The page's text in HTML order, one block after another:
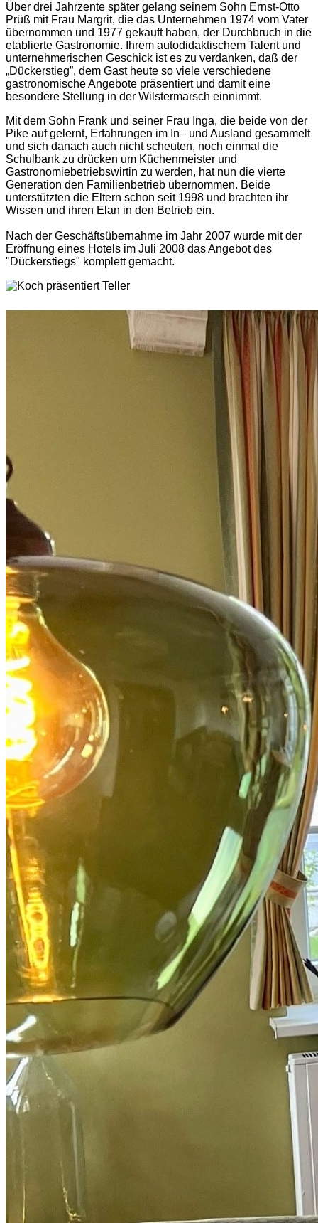
Über drei Jahrzente später gelang seinem Sohn Ernst-Otto
Prüß mit Frau Margrit, die das Unternehmen 1974 vom Vater
übernommen und 1977 gekauft haben, der Durchbruch in die
etablierte Gastronomie. Ihrem autodidaktischem Talent und
unternehmerischen Geschick ist es zu verdanken, daß der
„Dückerstieg”, dem Gast heute so viele verschiedene
gastronomische Angebote präsentiert und damit eine
besondere Stellung in der Wilstermarsch einnimmt.
Mit dem Sohn Frank und seiner Frau Inga, die beide von der
Pike auf gelernt, Erfahrungen im In– und Ausland gesammelt
und sich danach auch nicht scheuten, noch einmal die
Schulbank zu drücken um Küchenmeister und
Gastronomiebetriebswirtin zu werden, hat nun die vierte
Generation den Familienbetrieb übernommen. Beide
unterstützten die Eltern schon seit 1998 und brachten ihr
Wissen und ihren Elan in den Betrieb ein.
Nach der Geschäftsübernahme im Jahr 2007 wurde mit der
Eröffnung eines Hotels im Juli 2008 das Angebot des
"Dückerstiegs" komplett gemacht.